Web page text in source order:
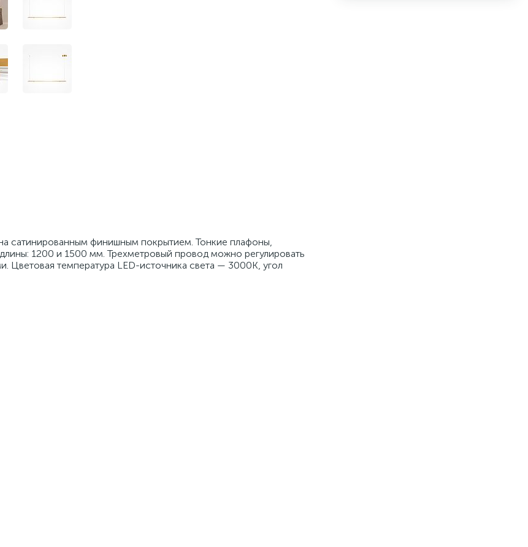
сатинированным финишным покрытием. Тонкие плафоны,
1200 и 1500 мм. Трехметровый провод можно регулировать
Цветовая температура LED-источника света — 3000К, угол